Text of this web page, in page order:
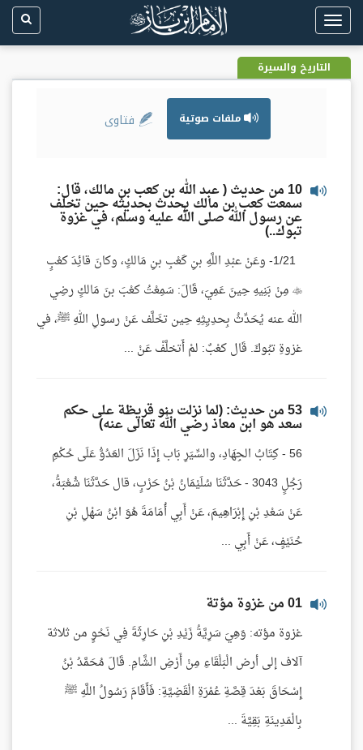
Toggle
navigation
التاريخ والسيرة
ملفات صوتية فتاوى
10 من حديث ( عبد الله بن كعب بن مالك، قال:
سمعت كعب بن مالك يحدث بحديثه حين تخلف
عن رسول الله صلى الله عليه وسلم، في غزوة
تبوك..)
1/21- وعَنْ عبْدِ اللَّهِ بنِ كَعْبِ بنِ مَالكٍ، وكانَ قائِدَ كعْبٍ
 مِنْ بَنِيهِ حِينَ عَمِيَ، قَالَ: سَمِعْتُ كعْبَ بنَ مَالكٍ رضِي
الله عنه يُحَدِّثُ بِحدِيِثِهِ حِين تخَلَّف عَنْ رسولِ اللهِ ﷺ، في
غزوةِ تبُوكَ. قَال كعْبٌ: لمْ أَتخلَّفْ عَنْ ...
53 من حديث: (لما نزلت بنو قريظة على حكم
سعد هو ابن معاذ رضي الله تعالى عنه)
56 - كِتَابُ الجِهَادِ، والسِّيَرِ بَاب إِذَا نَزَلَ العَدُوُّ عَلَى حُكْمِ
رَجُلٍ 3043 - حَدَّثَنَا سُلَيْمَانُ بْنُ حَرْبٍ، قال حَدَّثَنَا شُعْبَةُ،
عَنْ سَعْدِ بْنِ إِبْرَاهِيمَ، عَنْ أَبِي أُمَامَةَ هُوَ ابْنُ سَهْلِ بْنِ
حُنَيْفٍ، عَنْ أَبِي ...
01 من غزوة مؤتة
غزوة مؤته: وَهِيَ سَرِيَّةُ زَيْدِ بْنِ حَارِثَةَ فِي نَحْوٍ من ثلاثة
آلاف إلى أرض الْبَلْقَاءِ مِنْ أَرْضِ الشَّامِ. قَالَ مُحَمَّدُ بْنُ
إِسْحَاقَ بَعْدَ قِصَّةِ عُمْرَةِ الْقَضِيَّةِ: فَأَقَامَ رَسُولُ اللَّهِ ﷺ
بِالْمَدِينَةِ بَقِيَّةَ ...